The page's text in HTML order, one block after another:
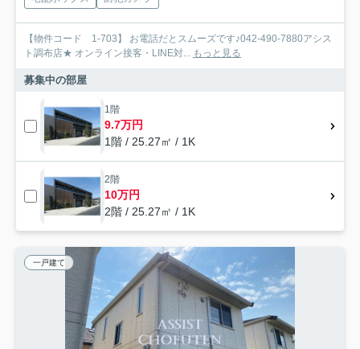
【物件コード 1-703】 お電話だとスムーズです♪042-490-7880アシス
ト調布店★ オンライン接客・LINE対... もっと見る
募集中の部屋
1階
9.7万円
1階 / 25.27㎡ / 1K
2階
10万円
2階 / 25.27㎡ / 1K
一戸建て